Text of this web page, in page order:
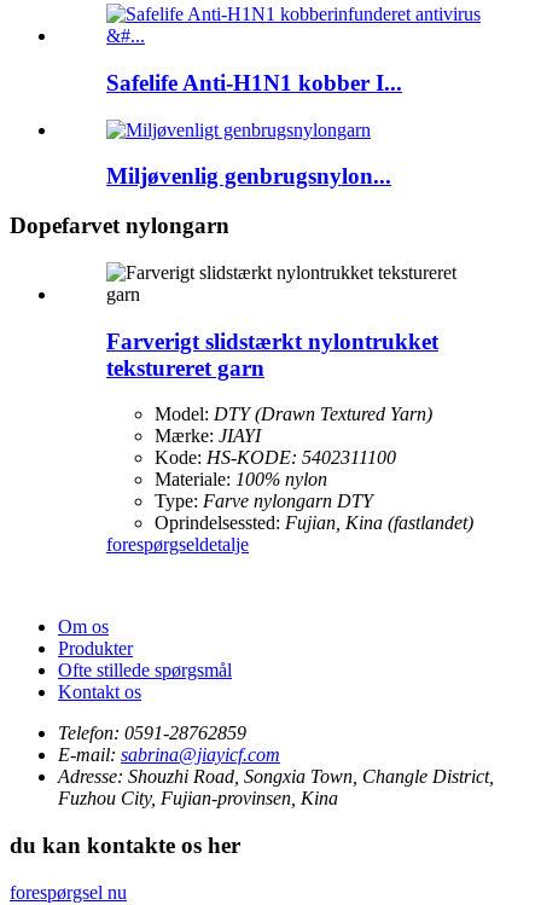
Safelife Anti-H1N1 kobber I...
Miljøvenlig genbrugsnylon...
Dopefarvet nylongarn
Farverigt slidstærkt nylontrukket
tekstureret garn
Model: DTY (Drawn Textured Yarn)
Mærke: JIAYI
Kode: HS-KODE: 5402311100
Materiale: 100% nylon
Type: Farve nylongarn DTY
Oprindelsessted: Fujian, Kina (fastlandet)
forespørgseldetalje
Om os
Produkter
Ofte stillede spørgsmål
Kontakt os
Telefon: 0591-28762859
E-mail: sabrina@jiayicf.com
Adresse: Shouzhi Road, Songxia Town, Changle District,
Fuzhou City, Fujian-provinsen, Kina
du kan kontakte os her
forespørgsel nu